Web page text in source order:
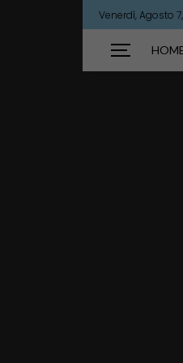
Venerdì, Agosto